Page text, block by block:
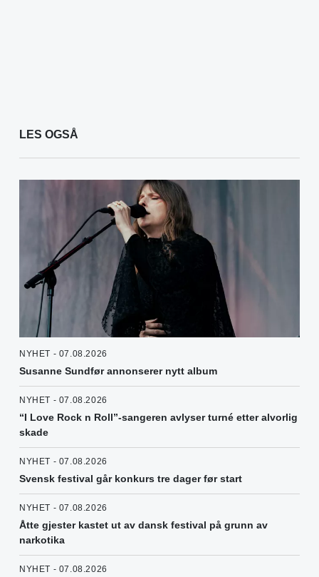
LES OGSÅ
NYHET - 07.08.2026
Susanne Sundfør annonserer nytt album
NYHET - 07.08.2026
“I Love Rock n Roll”-sangeren avlyser turné etter alvorlig
skade
NYHET - 07.08.2026
Svensk festival går konkurs tre dager før start
NYHET - 07.08.2026
Åtte gjester kastet ut av dansk festival på grunn av
narkotika
NYHET - 07.08.2026